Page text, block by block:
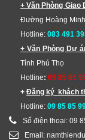
+ Văn Phòng Giao
Đường Hoàng
Hotline: 083 491
+ Văn Phòng Dự
Tỉnh Phú Thọ
Hotline: 09 85 85
+ Đăng ký khách
Hotline: 09 85 85
Số điện thoại: 09
Email: